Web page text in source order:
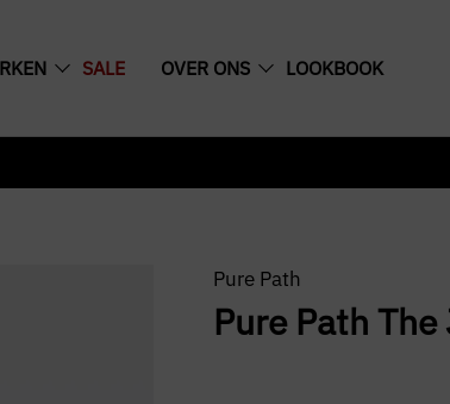
SALE OVER ONS LOOKBOOK
Pure Path
Pure Path